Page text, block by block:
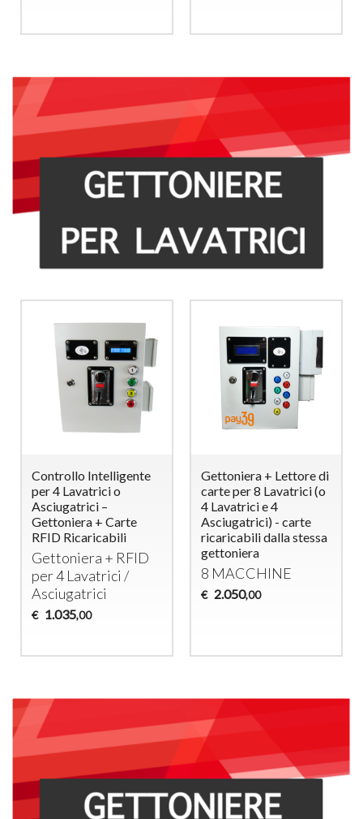
Controllo Intelligente
per 4 Lavatrici o
Asciugatrici –
Gettoniera + Carte
RFID Ricaricabili
Gettoniera + RFID
per 4 Lavatrici /
Asciugatrici
€ 1.035,00
Gettoniera + Lettore di
carte per 8 Lavatrici (o
4 Lavatrici e 4
Asciugatrici) - carte
ricaricabili dalla stessa
gettoniera
8 MACCHINE
€ 2.050,00